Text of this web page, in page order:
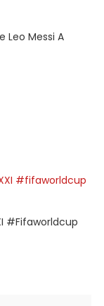
Leomessi
Leo Messi A
#fifaworldcup